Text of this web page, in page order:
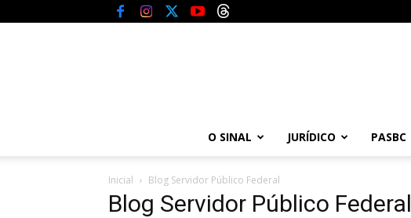
O SINAL JURÍDICO PASBC
Inicial Blog Servidor Público Federal
Blog Servidor Público Federal